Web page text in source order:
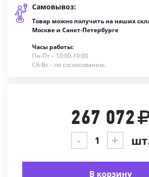
Самовывоз:
Товар можно получить на наших
Москве и Санкт-Петербурге
Часы работы:
Пн-Пт – 10:00-19:00
Сб-Вс – по согласованию.
267 072
- +
В корзину